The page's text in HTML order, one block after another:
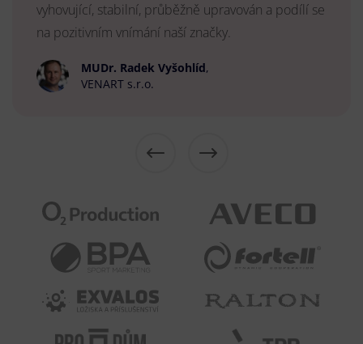
vyhovující, stabilní, průběžně upravován a podílí se
na pozitivním vnímání naší značky.
MUDr. Radek Vyšohlíd,
VENART s.r.o.